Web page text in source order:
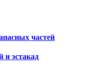
частей
и эстакад